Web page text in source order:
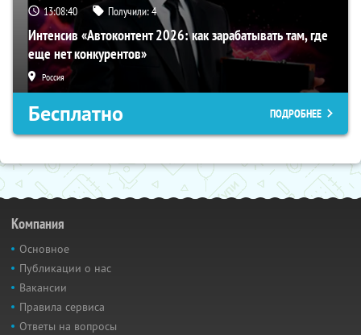
13:08:39 Получили:4
Интенсив «Автоконтент 2026: как зарабатывать там, где
еще нет конкурентов»
Россия
Бесплатно ПОДРОБНЕЕ
Компания
Основное
Публикации о нас
Вакансии
Правила сервиса
Ответы на вопросы